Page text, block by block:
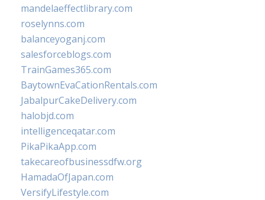
mandelaeffectlibrary.com
roselynns.com
balanceyoganj.com
salesforceblogs.com
TrainGames365.com
BaytownEvaCationRentals.com
JabalpurCakeDelivery.com
halobjd.com
intelligenceqatar.com
PikaPikaApp.com
takecareofbusinessdfw.org
HamadaOfJapan.com
VersifyLifestyle.com